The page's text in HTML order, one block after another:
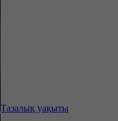
Тазалық уақыты